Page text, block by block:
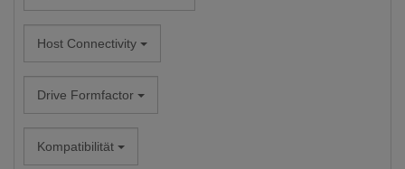
Host Connectivity
Drive Formfactor
Kompatibilität